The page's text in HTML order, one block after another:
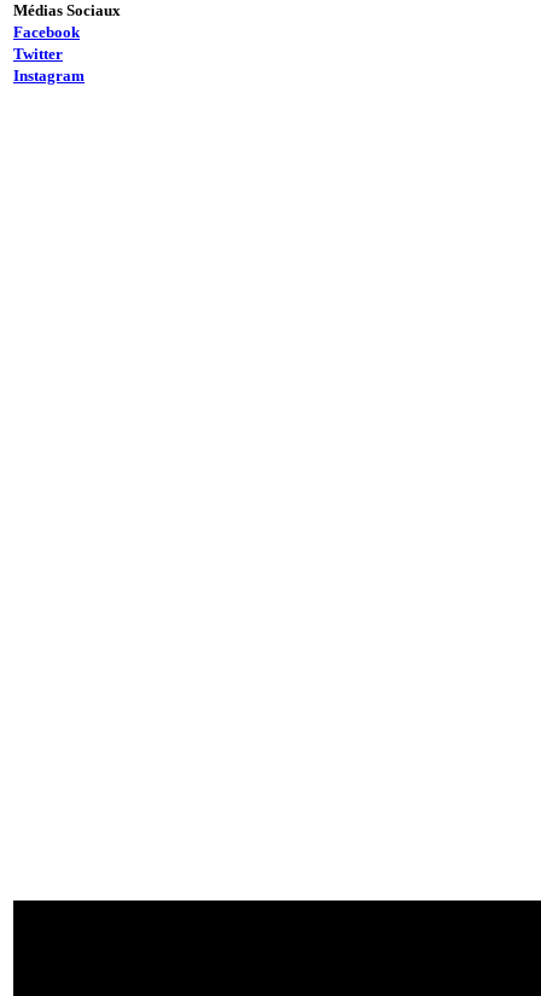
Médias Sociaux
Facebook
Twitter
Instagram